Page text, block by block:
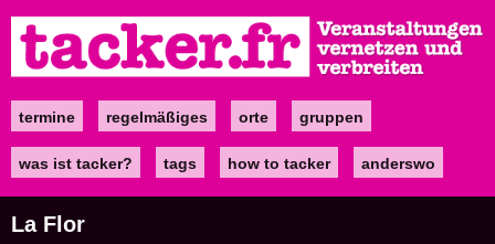
zum
Inhalt
Maintermine regelmäßiges orte gruppen
was ist tacker? tags how to tacker anderswo
La Flor